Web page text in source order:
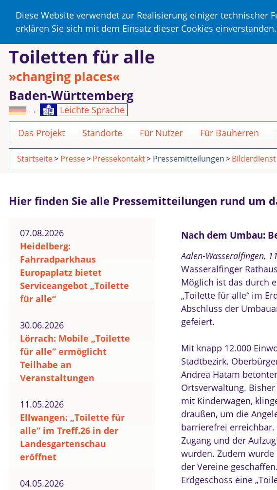
Diese Website verwendet zur Realisierung einiger technischer
erklären Sie sich mit dem Einsatz dieser Cookies
Toiletten für alle
»changing places«
Baden-Württemberg
→
Leichte Sprache
Das Projekt
Standorte Für Nutzer Für Bauherren
Startseite Presse Pressekontakt Pressemitteilungen Bilderdienst
Hier finden Sie alle Pressemitteilungen rund um
07.08.2026
Heidelberg:
Fahrradparkhaus
Europaplatz bietet
Serviceangebot „Toilette
für alle“
30.06.2026
Lörrach: Mobile „Toilette
für alle“ ermöglicht
Teilhabe an
Veranstaltungen
11.05.2026
Ellwangen: „Toilette für
alle“ im Treff.26 in der
Landesgartenschau
eröffnet
04.05.2026
Nach dem Umbau:
Aalen-Wasseralfingen,
Wasseralfinger
Möglich ist das durch
„Toilette für alle“ im
Abschluss der
gefeiert.
Mit knapp 12.000
Stadtbezirk.
Andrea Hatam
Ortsverwaltung.
mit Kinderwagen,
draußen, um die
barrierefrei erreichbar.
Zugang und der
wurden. Zudem
der Vereine
Erdgeschoss eine